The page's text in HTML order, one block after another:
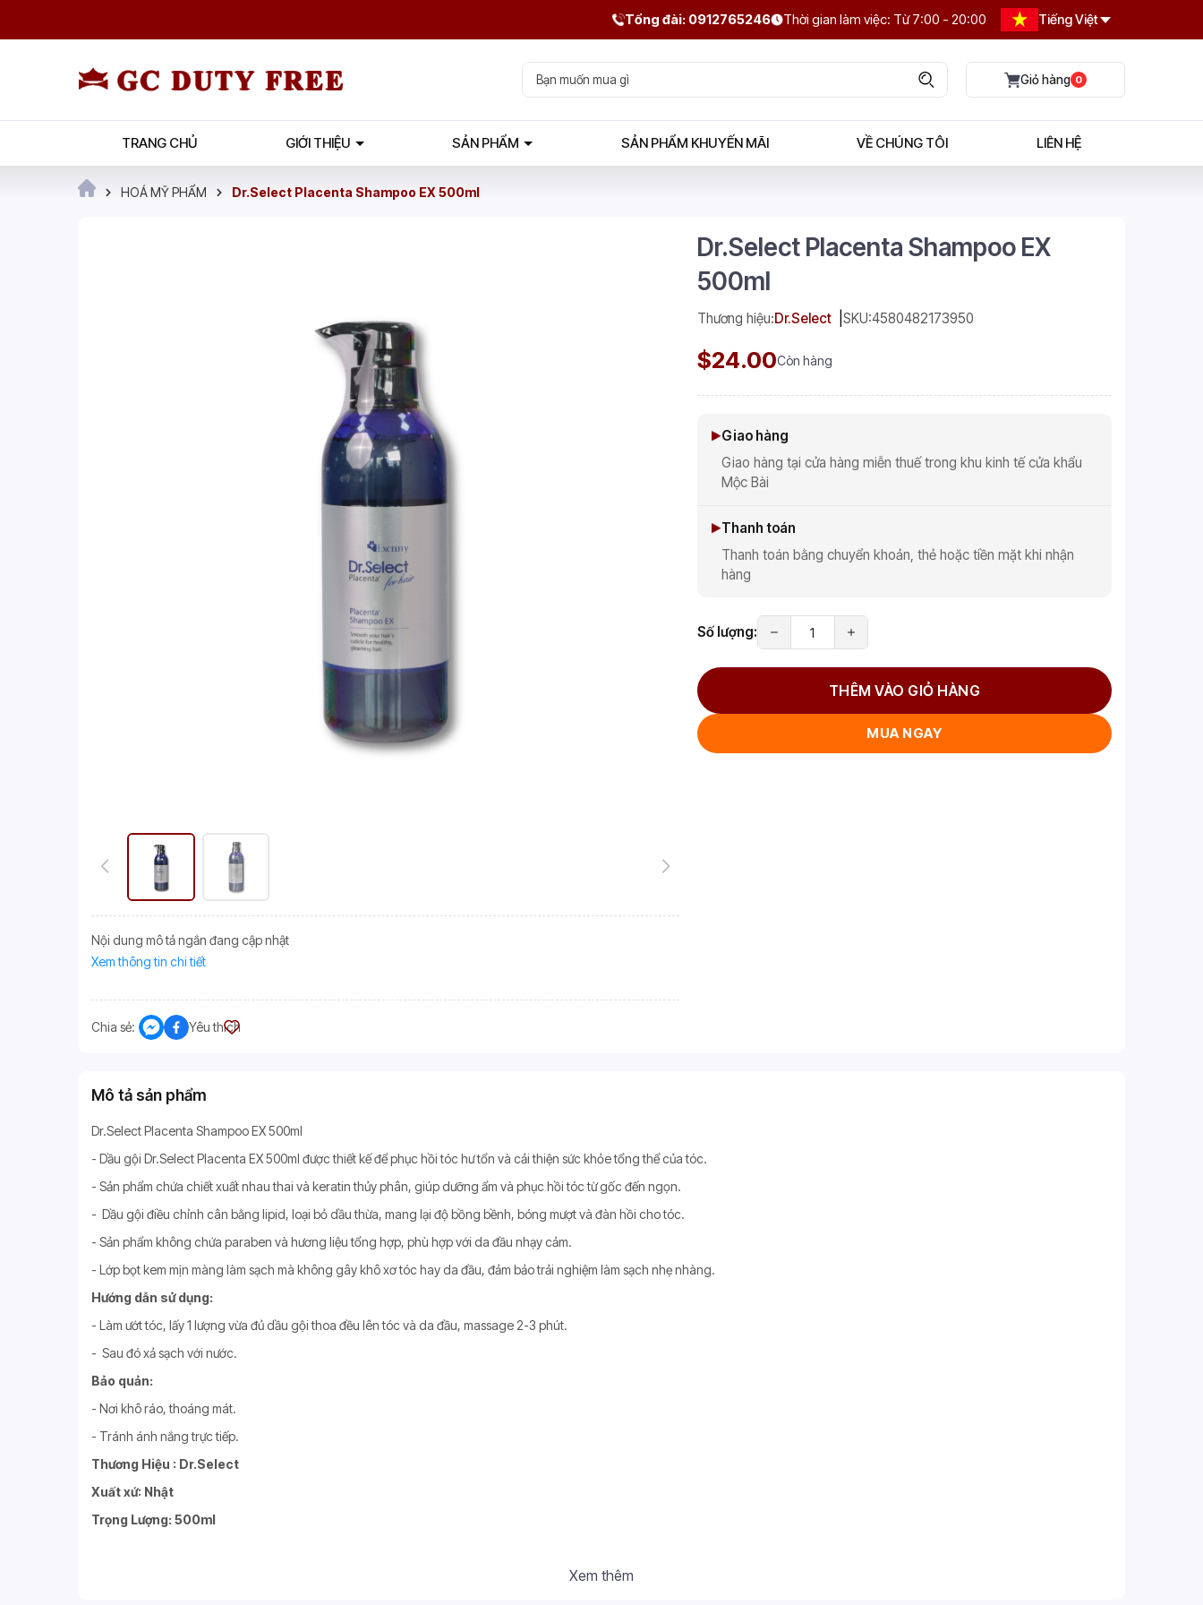
Tổng đài: 0912765246 Thời gian làm việc: Từ 7:00 - 20:00 Tiếng Việt
0
TRANG CHỦ GIỚI THIỆU SẢN PHẨM SẢN PHẨM KHUYẾN MÃI VỀ CHÚNG TÔI LIÊN HỆ
HOÁ MỸ PHẨM Dr.Select Placenta Shampoo EX 500ml
Nội dung mô tả ngắn đang cập nhật
Xem thông tin chi tiết
Chia sẻ: Yêu thích
Dr.Select Placenta Shampoo EX
500ml
Thương hiệu:Dr.Select SKU:4580482173950
$24.00Còn hàng
Giao hàng
Giao hàng tại cửa hàng miễn thuế trong khu kinh tế cửa khẩu
Mộc Bài
Thanh toán
Thanh toán bằng chuyển khoản, thẻ hoặc tiền mặt khi nhận
hàng
Số lượng:
THÊM VÀO GIỎ HÀNG
MUA NGAY
Mô tả sản phẩm
Dr.Select Placenta Shampoo EX 500ml
- Dầu gội Dr.Select Placenta EX 500ml được thiết kế để phục hồi tóc hư tổn và cải thiện sức khỏe tổng thể của tóc.
- Sản phẩm chứa chiết xuất nhau thai và keratin thủy phân, giúp dưỡng ẩm và phục hồi tóc từ gốc đến ngọn.
- Dầu gội điều chỉnh cân bằng lipid, loại bỏ dầu thừa, mang lại độ bồng bềnh, bóng mượt và đàn hồi cho tóc.
- Sản phẩm không chứa paraben và hương liệu tổng hợp, phù hợp với da đầu nhạy cảm.
- Lớp bọt kem mịn màng làm sạch mà không gây khô xơ tóc hay da đầu, đảm bảo trải nghiệm làm sạch nhẹ nhàng.
Hướng dẫn sử dụng:
- Làm ướt tóc, lấy 1 lượng vừa đủ dầu gội thoa đều lên tóc và da đầu, massage 2-3 phút.
- Sau đó xả sạch với nước.
Bảo quản:
- Nơi khô ráo, thoáng mát.
- Tránh ánh nắng trực tiếp.
Thương Hiệu : Dr.Select
Xuất xứ: Nhật
Trọng Lượng: 500ml
Xem thêm